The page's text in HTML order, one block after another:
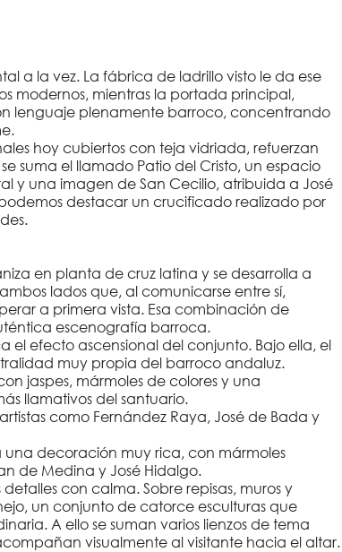
a la vez. La fábrica de ladrillo visto le da ese
modernos, mientras la portada principal,
lenguaje plenamente barroco, concentrando
hoy cubiertos con teja vidriada, refuerzan
suma el llamado Patio del Cristo, un espacio
y una imagen de San Cecilio, atribuida a José
destacar un crucificado realizado por
en planta de cruz latina y se desarrolla a
lados que, al comunicarse entre sí,
a primera vista. Esa combinación de
escenografía barroca.
el efecto ascensional del conjunto. Bajo ella, el
muy propia del barroco andaluz.
jaspes, mármoles de colores y una
llamativos del santuario.
como Fernández Raya, José de Bada y
una decoración muy rica, con mármoles
de Medina y José Hidalgo.
con calma. Sobre repisas, muros y
un conjunto de catorce esculturas que
A ello se suman varios lienzos de tema
visualmente al visitante hacia el altar.